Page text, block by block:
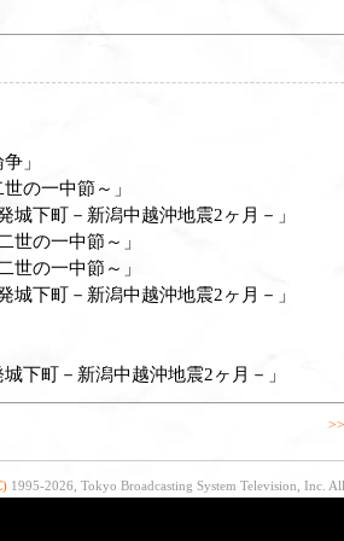
」
の一中節～」
城下町－新潟中越沖地震2ヶ月－」
の一中節～」
の一中節～」
下町－新潟中越沖地震2ヶ月－」
下町－新潟中越沖地震2ヶ月－」
1995-2026, Tokyo Broadcasting System Television, Inc.